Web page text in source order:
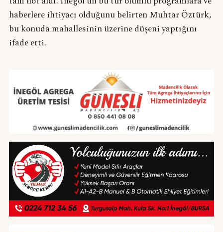
haberlere ihtiyacı olduğunu belirten Muhtar Öztürk,
bu konuda mahallesinin üzerine düşeni yaptığını
ifade etti.